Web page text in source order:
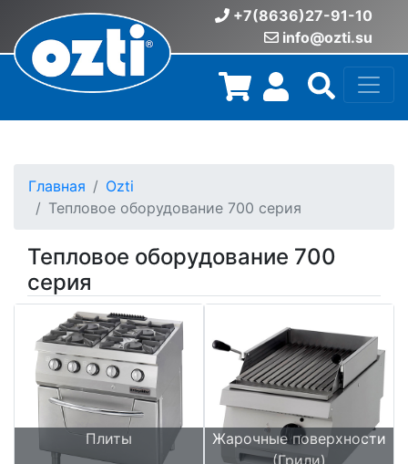
+7(8636)27-91-10
info@ozti.su
Главная
Ozti
Тепловое оборудование 700 серия
Тепловое оборудование 700
серия
Плиты
Жарочные поверхности
(Грили)